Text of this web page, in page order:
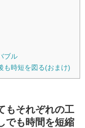
ブル
も時短を図る(おまけ)
もそれぞれの工
でも時間を短縮